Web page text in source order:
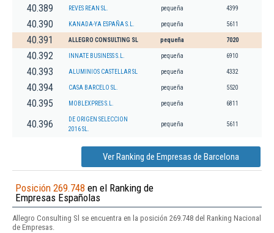
40.389 REVES REAN SL. pequeña 4399
40.390 KANADA-YA ESPAÑA S.L. pequeña 5611
40.391 ALLEGRO CONSULTING SL pequeña 7020
40.392 INNATE BUSINESS S.L. pequeña 6910
40.393 ALUMINIOS CASTELLAR SL pequeña 4332
40.394 CASA BARCELO SL. pequeña 5520
40.395 MOBLEXPRES S.L. pequeña 6811
40.396
DE ORIGEN SELECCION
2016 SL.
pequeña 5611
Ver Ranking de Empresas de Barcelona
Posición 269.748 en el Ranking de
Empresas Españolas
Allegro Consulting Sl se encuentra en la posición 269.748 del Ranking Nacional
de Empresas.